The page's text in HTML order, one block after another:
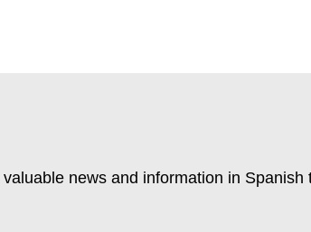
news and information in Spanish